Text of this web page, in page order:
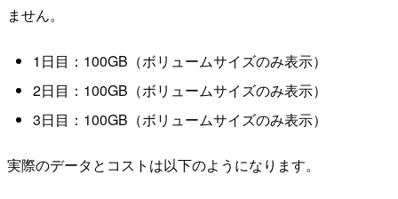
ません。
1日目：100GB（ボリュームサイズのみ表示）
2日目：100GB（ボリュームサイズのみ表示）
3日目：100GB（ボリュームサイズのみ表示）
実際のデータとコストは以下のようになります。